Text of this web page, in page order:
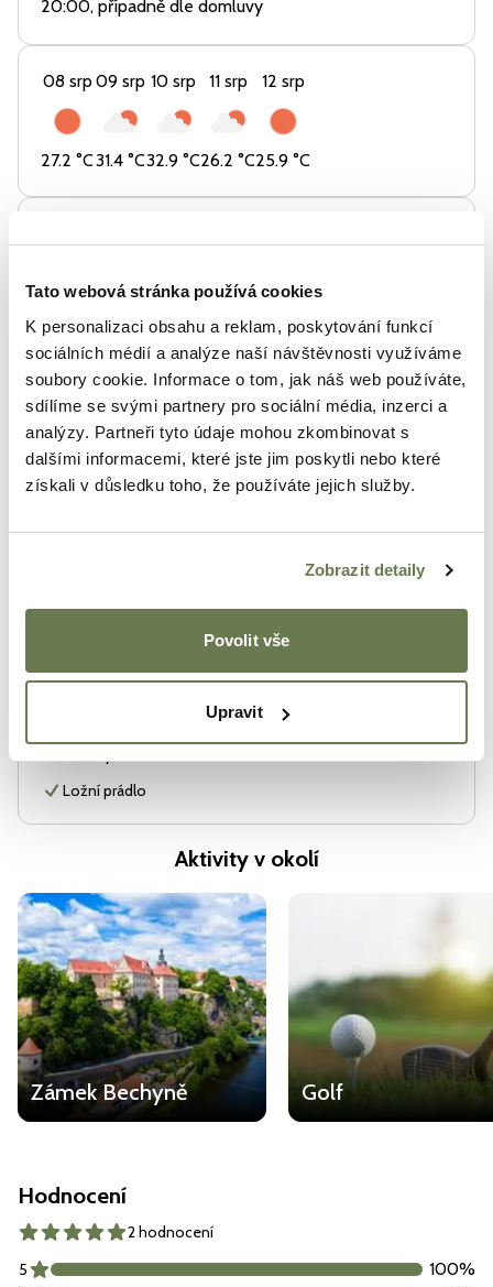
Tato webová stránka používá cookies
K personalizaci obsahu a reklam, poskytování funkcí
sociálních médií a analýze naší návštěvnosti využíváme
soubory cookie. Informace o tom, jak náš web používáte,
sdílíme se svými partnery pro sociální média, inzerci a
analýzy. Partneři tyto údaje mohou zkombinovat s
dalšími informacemi, které jste jim poskytli nebo které
získali v důsledku toho, že používáte jejich služby.
Zobrazit detaily
Povolit vše
Upravit
20:00, případně dle domluvy
08 srp
27.2 °C
09 srp
31.4°C
10 srp
32.9 °C
11 srp
26.2 °C
12 srp
25.9 °C
PB Panství Bechyně
Zapomeňte na televizní katastrofy, nechte se
obklopit pouze tichem, klidem a přírodou. Přesvědčte
se na vlastní kůži, že dokonalý odpočinek není jen
mýtus!
Ostatní nabídky v resortu
Stan
Sauna
Ložní prádlo
Aktivity v okolí
Zámek Bechyně Golf
Hodnocení
2 hodnocení
5
100%